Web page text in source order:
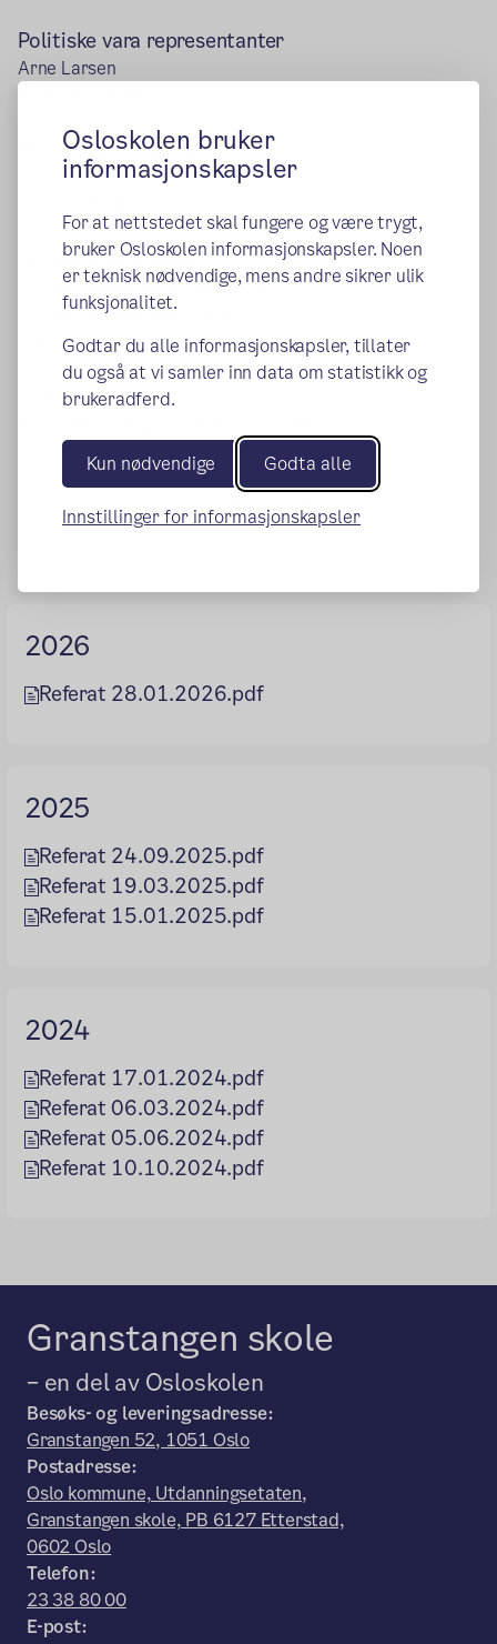
Osloskolen bruker
informasjonskapsler
For at nettstedet skal fungere og være trygt,
bruker Osloskolen informasjonskapsler. Noen
er teknisk nødvendige, mens andre sikrer ulik
funksjonalitet.
Godtar du alle informasjonskapsler, tillater
du også at vi samler inn data om statistikk og
brukeradferd.
Kun nødvendige Godta alle
Innstillinger for informasjonskapsler
Politiske vara representanter
Arne Larsen
Elevrepresentanter
Bilal Salih
Ansattrepresentant
Medlem: Eirin Andersen Gravem
Medlem: Katrine Fluge Hole
Vara: Christine Jensen
Sekretær
2026
Referat 28.01.2026.pdf
2025
Referat 24.09.2025.pdf
Referat 19.03.2025.pdf
Referat 15.01.2025.pdf
2024
Referat 17.01.2024.pdf
Referat 06.03.2024.pdf
Referat 05.06.2024.pdf
Referat 10.10.2024.pdf
Granstangen skole
– en del av Osloskolen
Besøks- og leveringsadresse:
Granstangen 52, 1051 Oslo
Postadresse:
Oslo kommune, Utdanningsetaten,
Granstangen skole, PB 6127 Etterstad,
0602 Oslo
Telefon:
23 38 80 00
E-post: